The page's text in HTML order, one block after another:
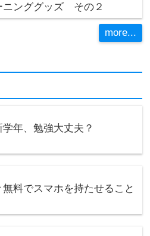
ニンググッズ その２
more...
学年、勉強大丈夫？
料でスマホを持たせること